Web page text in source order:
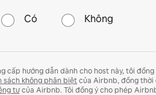
Có Không
cấp hướng dẫn dành cho host này, tôi đồng
sách không phân biệtcủa Airbnb, đồng thời
tưcủa Airbnb. Tôi đồng ý cho phép